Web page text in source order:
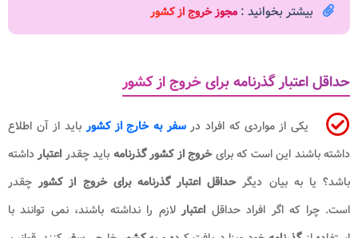
بیشتر بخوانید : مجوز خروج از کشور
حداقل اعتبار گذرنامه برای خروج از کشور
یکی از مواردی که افراد درسفر به خارج از کشورباید از آن اطلاع
داشته باشند این است که برایخروج از کشور گذرنامه باید چقدر اعتبارداشته
باشد؟ یا به بیان دیگرحداقل اعتبار گذرنامه برای خروج از کشورچقدر
است. چرا که اگر افراد حداقل اعتبارلازم را نداشته باشند، نمی توانند با